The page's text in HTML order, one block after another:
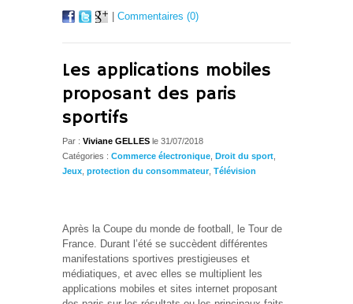
Commentaires (0)
Les applications mobiles
proposant des paris
sportifs
Par : Viviane GELLES le 31/07/2018
Catégories : Commerce électronique Droit du sport
Jeux protection du consommateur, Télévision
Après la Coupe du monde de football, le Tour de
France. Durant l’été se succèdent différentes
manifestations sportives prestigieuses et
médiatiques, et avec elles se multiplient les
applications mobiles et sites internet proposant